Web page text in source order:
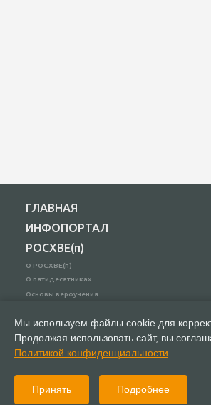
ГЛАВНАЯ
ИНФОПОРТАЛ
РОСХВЕ(п)
О РОСХВЕ(п)
О пятидесятниках
Основы вероучения
Начальствующий епископ
Участники союза
Полномочные представители
Молитвенное предстояние
Мы используем файлы cookie для
Продолжая использовать сайт, вы
Политикой конфиденциальности
Принять Подробнее